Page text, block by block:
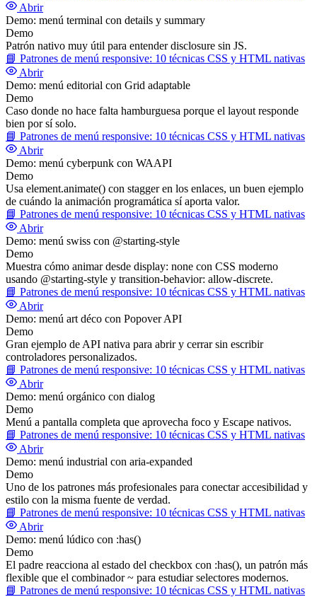
Abrir
Demo: menú terminal con details y summary
Demo
Patrón nativo muy útil para entender disclosure sin JS.
📘 Patrones de menú responsive: 10 técnicas CSS y HTML nativas
Abrir
Demo: menú editorial con Grid adaptable
Demo
Caso donde no hace falta hamburguesa porque el layout responde
bien por sí solo.
📘 Patrones de menú responsive: 10 técnicas CSS y HTML nativas
Abrir
Demo: menú cyberpunk con WAAPI
Demo
Usa element.animate() con stagger en los enlaces, un buen ejemplo
de cuándo la animación programática sí aporta valor.
📘 Patrones de menú responsive: 10 técnicas CSS y HTML nativas
Abrir
Demo: menú swiss con @starting-style
Demo
Muestra cómo animar desde display: none con CSS moderno
usando @starting-style y transition-behavior: allow-discrete.
📘 Patrones de menú responsive: 10 técnicas CSS y HTML nativas
Abrir
Demo: menú art déco con Popover API
Demo
Gran ejemplo de API nativa para abrir y cerrar sin escribir
controladores personalizados.
📘 Patrones de menú responsive: 10 técnicas CSS y HTML nativas
Abrir
Demo: menú orgánico con dialog
Demo
Menú a pantalla completa que aprovecha foco y Escape nativos.
📘 Patrones de menú responsive: 10 técnicas CSS y HTML nativas
Abrir
Demo: menú industrial con aria-expanded
Demo
Uno de los patrones más profesionales para conectar accesibilidad y
estilo con la misma fuente de verdad.
📘 Patrones de menú responsive: 10 técnicas CSS y HTML nativas
Abrir
Demo: menú lúdico con :has()
Demo
El padre reacciona al estado del checkbox con :has(), un patrón más
flexible que el combinador ~ para estudiar selectores modernos.
📘 Patrones de menú responsive: 10 técnicas CSS y HTML nativas